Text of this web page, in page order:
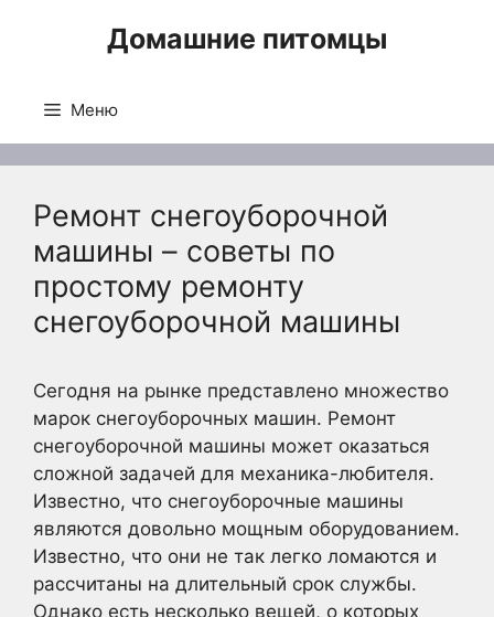
Домашние питомцы
Меню
Ремонт снегоуборочной
машины – советы по
простому ремонту
снегоуборочной машины
Сегодня на рынке представлено множество
марок снегоуборочных машин. Ремонт
снегоуборочной машины может оказаться
сложной задачей для механика-любителя.
Известно, что снегоуборочные машины
являются довольно мощным оборудованием.
Известно, что они не так легко ломаются и
рассчитаны на длительный срок службы.
Однако есть несколько вещей, о которых